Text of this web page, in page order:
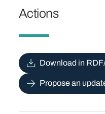
Actions
Download in
Propose an